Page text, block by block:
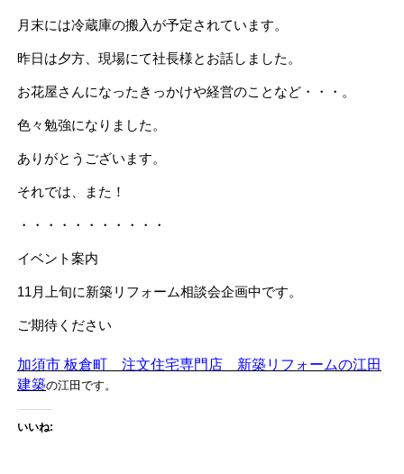
月末には冷蔵庫の搬入が予定されています。
昨日は夕方、現場にて社長様とお話しました。
お花屋さんになったきっかけや経営のことなど・・・。
色々勉強になりました。
ありがとうございます。
それでは、また！
・・・・・・・・・・・
イベント案内
11月上旬に新築リフォーム相談会企画中です。
ご期待ください
加須市 板倉町 注文住宅専門店 新築リフォームの江田
建築の江田です。
いいね: